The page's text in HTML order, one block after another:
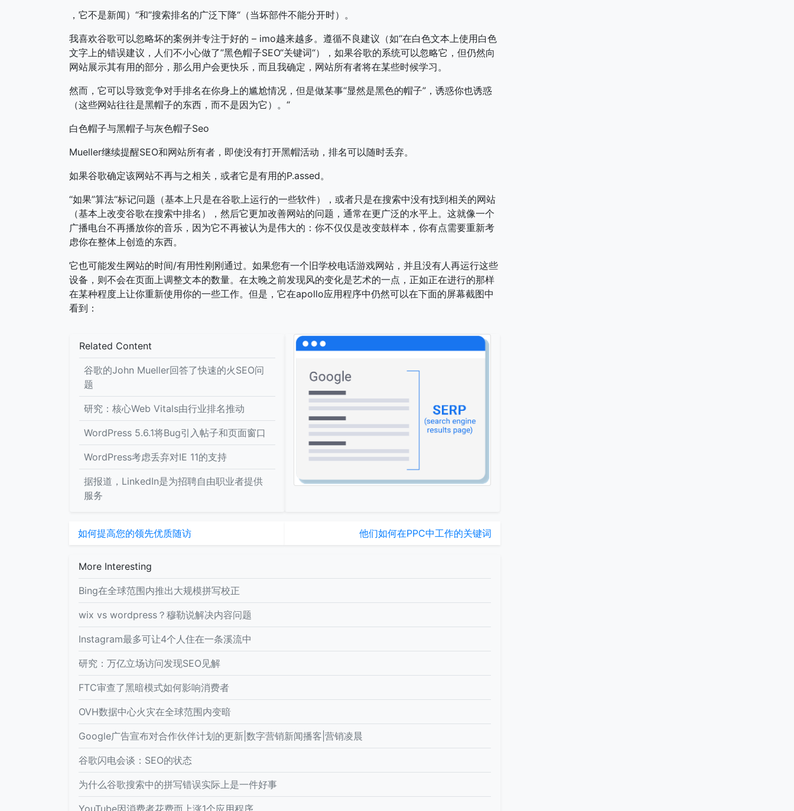
，它不是新闻）“和”搜索排名的广泛下降“（当坏部件不能分开时）。
我喜欢谷歌可以忽略坏的案例并专注于好的 – imo越来越多。遵循不良建议（如“在白色文本上使用白色
文字上的错误建议，人们不小心做了”黑色帽子SEO“关键词“），如果谷歌的系统可以忽略它，但仍然向
网站展示其有用的部分，那么用户会更快乐，而且我确定，网站所有者将在某些时候学习。
然而，它可以导致竞争对手排名在你身上的尴尬情况，但是做某事“显然是黑色的帽子”，诱惑你也诱惑
（这些网站往往是黑帽子的东西，而不是因为它）。“
白色帽子与黑帽子与灰色帽子Seo
Mueller继续提醒SEO和网站所有者，即使没有打开黑帽活动，排名可以随时丢弃。
如果谷歌确定该网站不再与之相关，或者它是有用的P.assed。
“如果”算法“标记问题（基本上只是在谷歌上运行的一些软件），或者只是在搜索中没有找到相关的网站
（基本上改变谷歌在搜索中排名），然后它更加改善网站的问题，通常在更广泛的水平上。这就像一个
广播电台不再播放你的音乐，因为它不再被认为是伟大的：你不仅仅是改变鼓样本，你有点需要重新考
虑你在整体上创造的东西。
它也可能发生网站的时间/有用性刚刚通过。如果您有一个旧学校电话游戏网站，并且没有人再运行这些
设备，则不会在页面上调整文本的数量。在太晚之前发现风的变化是艺术的一点，正如正在进行的那样
在某种程度上让你重新使用你的一些工作。但是，它在apollo应用程序中仍然可以在下面的屏幕截图中
看到：
Related Content
谷歌的John Mueller回答了快速的火SEO问
题
研究：核心Web Vitals由行业排名推动
WordPress 5.6.1将Bug引入帖子和页面窗口
WordPress考虑丢弃对IE 11的支持
据报道，LinkedIn是为招聘自由职业者提供
服务
如何提高您的领先优质随访 他们如何在PPC中工作的关键词
More Interesting
Bing在全球范围内推出大规模拼写校正
wix vs wordpress？穆勒说解决内容问题
Instagram最多可让4个人住在一条溪流中
研究：万亿立场访问发现SEO见解
FTC审查了黑暗模式如何影响消费者
OVH数据中心火灾在全球范围内变暗
Google广告宣布对合作伙伴计划的更新|数字营销新闻播客|营销凌晨
谷歌闪电会谈：SEO的状态
为什么谷歌搜索中的拼写错误实际上是一件好事
YouTube因消费者花费而上涨1个应用程序